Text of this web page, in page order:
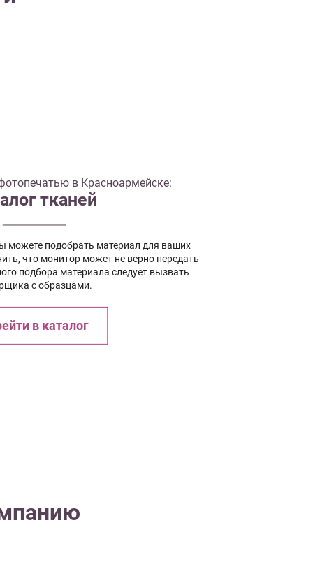
в Красноармейске:
тканей
можете подобрать материал для ваших
что монитор может не верно передать
подбора материала следует вызвать
с образцами.
в каталог